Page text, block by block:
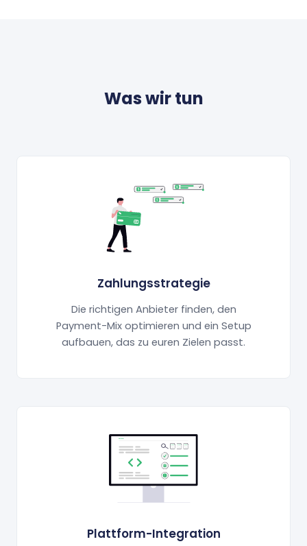
Was wir tun
Zahlungsstrategie
Die richtigen Anbieter finden, den
Payment-Mix optimieren und ein Setup
aufbauen, das zu euren Zielen passt.
Plattform-Integration